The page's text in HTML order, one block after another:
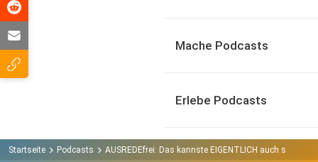
Mache Podcasts
Erlebe Podcasts
Startseite Podcasts AUSREDEfrei: Das kannste EIGENTLICH auch selber